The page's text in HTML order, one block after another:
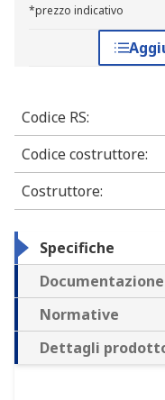
*prezzo indicativo
Codice RS:
Codice costruttore:
Costruttore:
Specifiche
Normative
Dettagli